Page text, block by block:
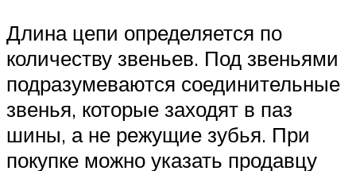
Длина цепи определяется по
количеству звеньев. Под звеньями
подразумеваются соединительные
звенья, которые заходят в паз
шины, а не режущие зубья. При
покупке можно указать продавцу